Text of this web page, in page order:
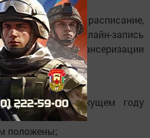
адреса, расписание,
и онлайн-запись
сайте диспансеризации
рф
в текущем году
положены;